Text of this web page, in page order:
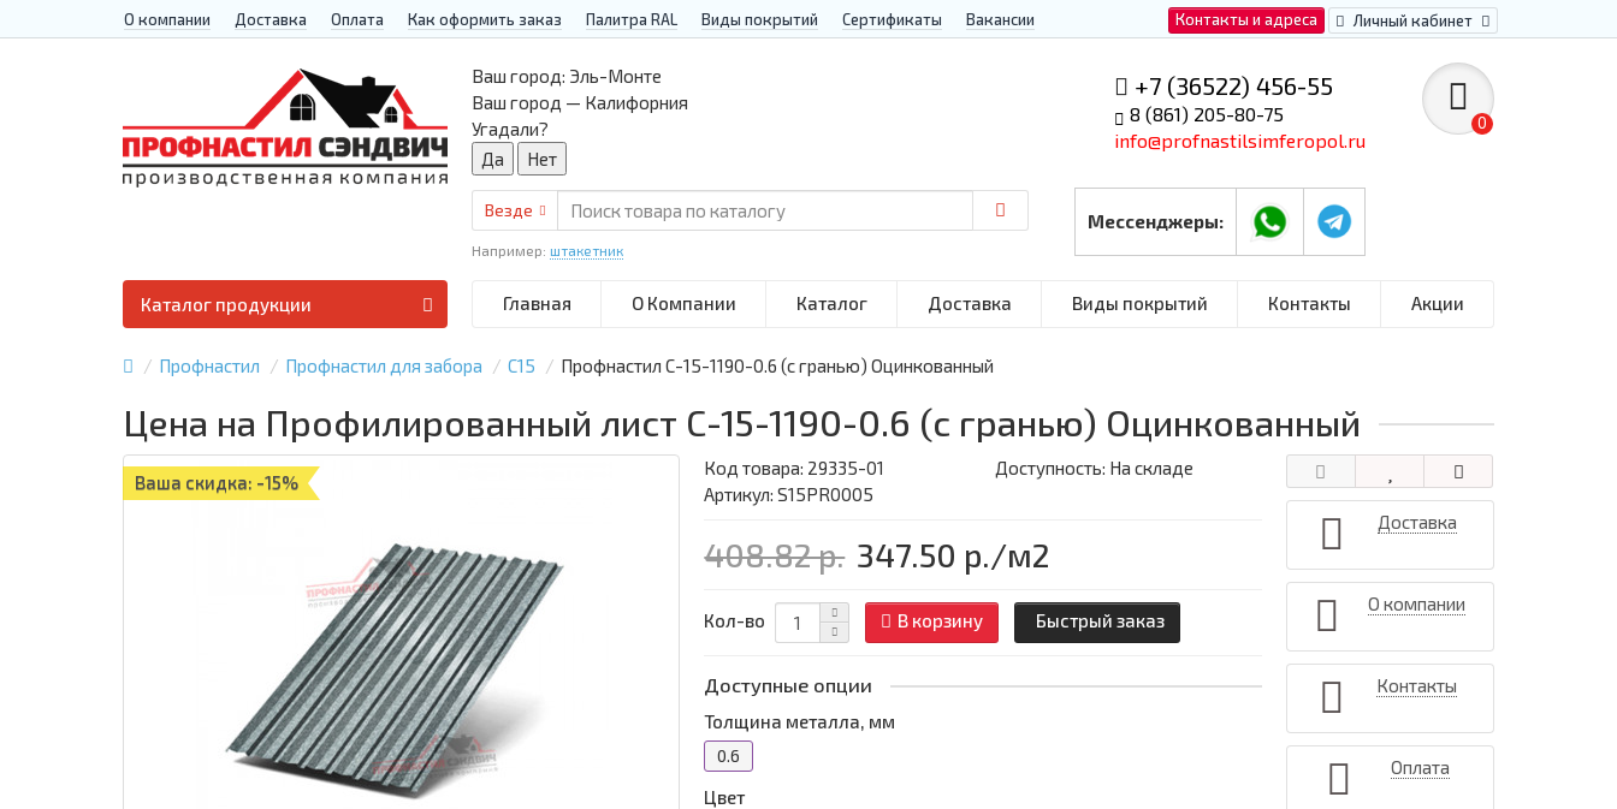
Контакты и адреса Личный кабинет
О компании Доставка Оплата Как оформить заказ Палитра RAL Виды покрытий Сертификаты Вакансии
+7 (36522) 456-55
8 (861) 205-80-75
info@profnastilsimferopol.ru
Мессенджеры:
0
Ваш город: Эль-Монте
Ваш город — Калифорния
Угадали?
Везде
Например: штакетник
Главная О Компании Каталог Доставка Виды покрытий Контакты Акции
Каталог продукции
Профнастил Профнастил для забора С15 Профнастил С-15-1190-0.6 (с гранью) Оцинкованный
Цена на Профилированный лист С-15-1190-0.6 (с гранью) Оцинкованный
Ваша скидка: -15%
Код товара: 29335-01
Доступность: На складе
Артикул: S15PR0005
408.82 р. 347.50 р./м2
Кол-во В корзину Быстрый заказ
Доступные опции
Толщина металла, мм
0.6
Цвет
Доставка
О компании
Контакты
Оплата